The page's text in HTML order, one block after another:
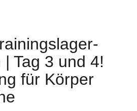
Tag 3 und 4!
für Körper